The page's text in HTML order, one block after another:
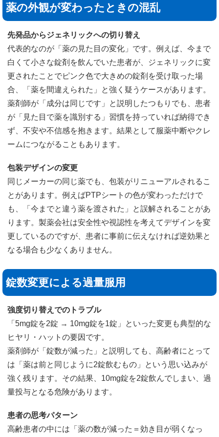
薬の外観が変わったときの混乱
先発品からジェネリックへの切り替え
代表的なのが「薬の見た目の変化」です。例えば、今まで
白くて小さな錠剤を飲んでいた患者が、ジェネリックに変
更されたことでピンク色で大きめの錠剤を受け取った場
合、「薬を間違えられた」と強く疑うケースがあります。
薬剤師が「成分は同じです」と説明したつもりでも、患者
が「見た目で薬を識別する」習慣を持っていれば納得でき
ず、不安や不信感を抱きます。結果として服薬中断やクレ
ームにつながることもあります。
包装デザインの変更
同じメーカーの同じ薬でも、包装がリニューアルされるこ
とがあります。例えばPTPシートの色が変わっただけで
も、「今までと違う薬を渡された」と誤解されることがあ
ります。製薬会社は安全性や視認性を考えてデザインを変
更しているのですが、患者に事前に伝えなければ逆効果と
なる場合も少なくありません。
錠数変更による過量服用
強度切り替えでのトラブル
「5mg錠を2錠 → 10mg錠を1錠」といった変更も典型的な
ヒヤリ・ハットの要因です。
薬剤師が「錠数が減った」と説明しても、高齢者にとって
は「薬は前と同じように2錠飲むもの」という思い込みが
強く残ります。その結果、10mg錠を2錠飲んでしまい、過
量投与となる危険があります。
患者の思考パターン
高齢患者の中には「薬の数が減った＝効き目が弱くなっ